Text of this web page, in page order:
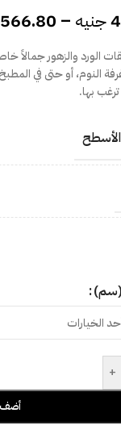
جنيه –
566.80
الورد والزهور جمالاً
النوم، أو حتى في
بها.
(سم)
+
أضف